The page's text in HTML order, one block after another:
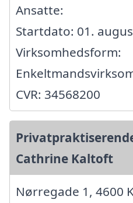
Ansatte:
Startdato: 01.
Virksomhedsform:
CVR: 34568200
Cathrine Kaltoft
Nørregade 1, 4600